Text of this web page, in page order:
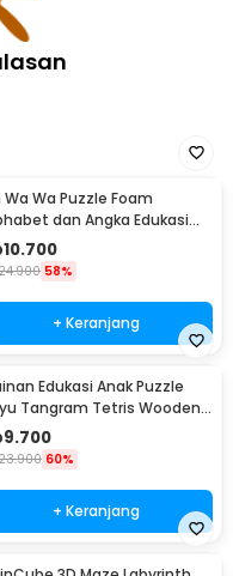
Wa Wa Puzzle Foam
dan Angka Edukasi
36 PCS
10.700
58%
+ Keranjang
Edukasi Anak Puzzle
Tangram Tetris Wooden
- WO01
9.700
60%
+ Keranjang